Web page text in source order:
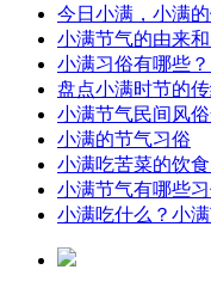
今日小满，小满
小满节气的由来
小满习俗有哪些
盘点小满时节的
小满节气民间风
小满的节气习俗
小满吃苦菜的饮
小满节气有哪些
小满吃什么？小